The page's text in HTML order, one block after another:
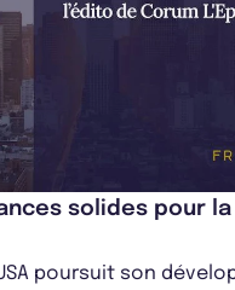
solides pour la
poursuit son